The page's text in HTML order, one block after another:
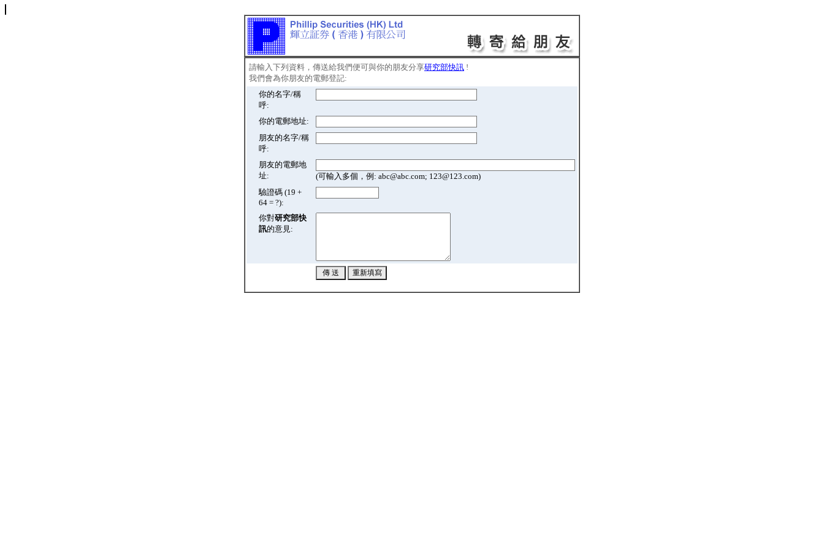
請輸入下列資料，傳送給我們便可與你的朋友分享研究部快訊 !
我們會為你朋友的電郵登記:
你的名字/稱
呼:
你的電郵地址:
朋友的名字/稱
呼:
朋友的電郵地
址:
(可輸入多個，例: abc@abc.com; 123@123.com)
驗證碼 (19 +
64 = ?):
你對研究部快
訊的意見: